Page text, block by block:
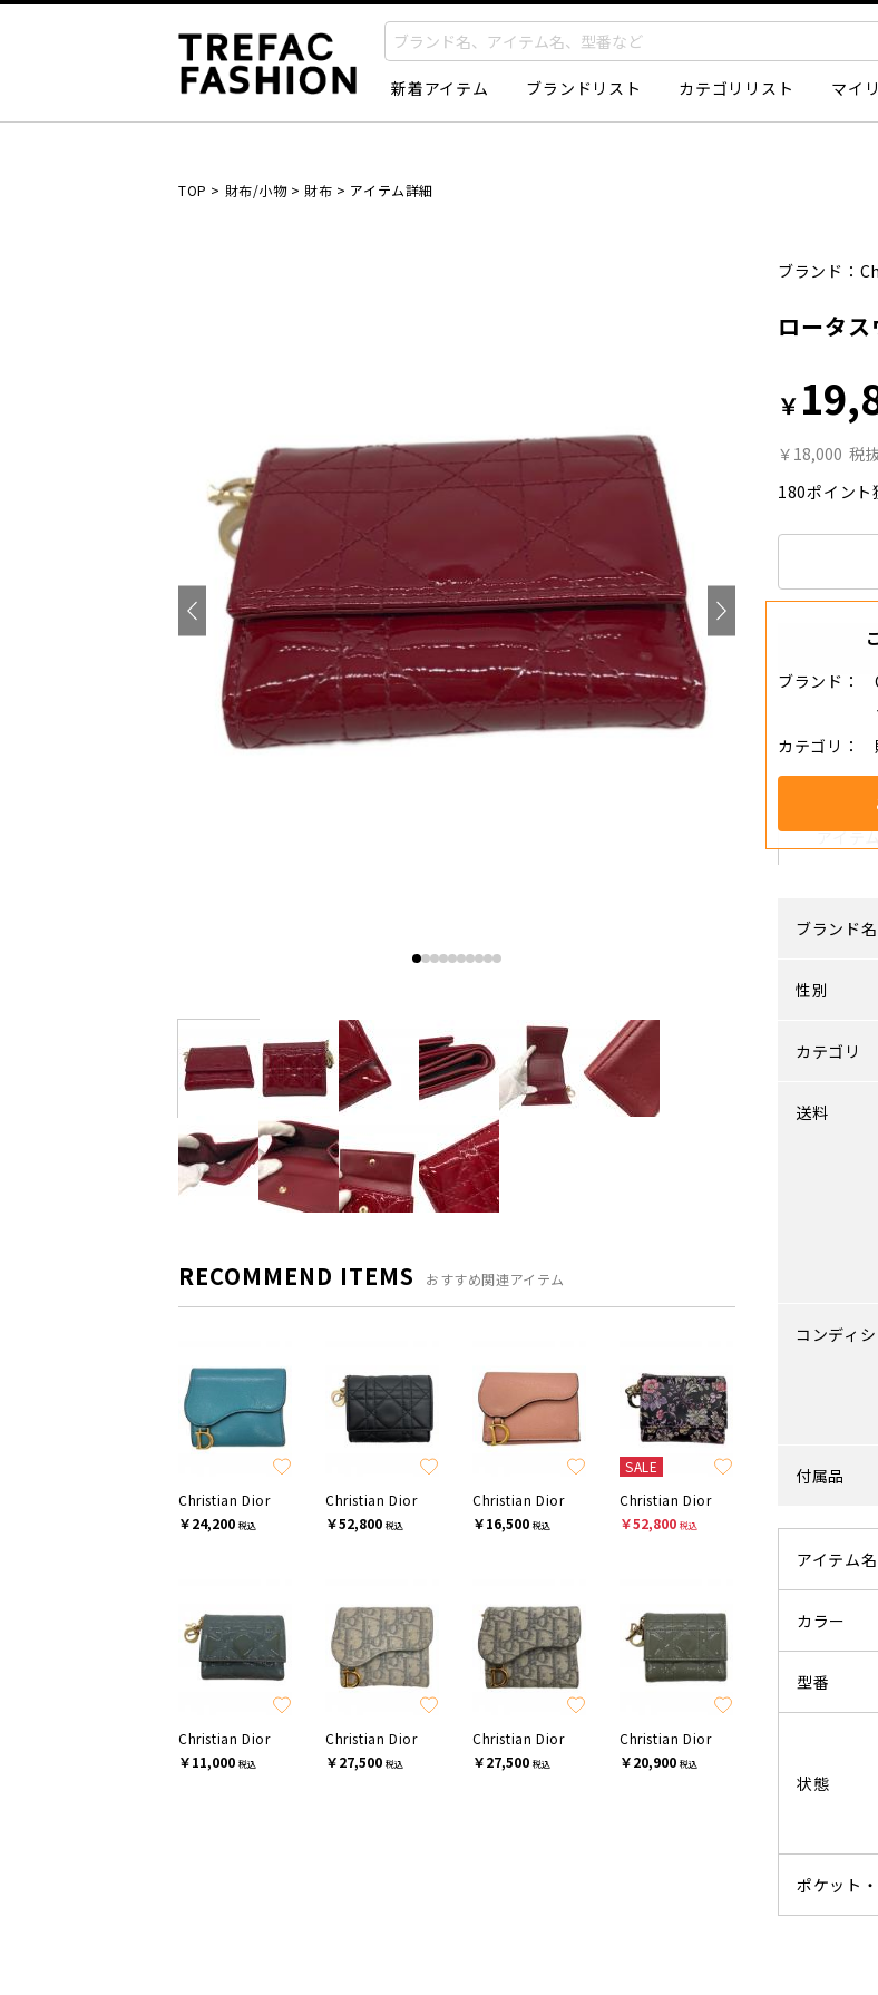
新着アイテム ブランドリスト カテゴリリスト マイ
TOP > 財布/小物> 財布 > アイテム詳細
RECOMMEND ITEMS おすすめ関連アイテム
Christian Dior
￥24,200 税込
Christian Dior
￥52,800 税込
Christian Dior
￥16,500 税込
SALE
Christian Dior
￥52,800 税込
Christian Dior
￥11,000 税込
Christian Dior
￥27,500 税込
Christian Dior
￥27,500 税込
Christian Dior
￥20,900 税込
ブランド：
ロータ
￥
￥18,000 税
180ポイント
ブランド
カテゴリ
アイテ
ブランド名
性別
カテゴリ
送料
コンディ
付属品
アイテム名
カラー
型番
状態
ポケット